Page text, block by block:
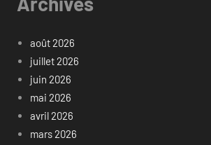
août 2026
juillet 2026
juin 2026
mai 2026
avril 2026
mars 2026